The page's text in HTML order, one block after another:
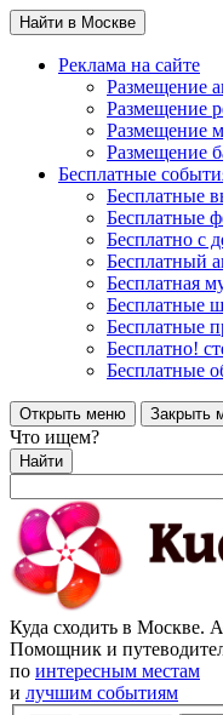
Найти в Москве
Реклама на сайте
Размещение
Размещение
Размещение
Размещение
Бесплатные
Бесплатные
Бесплатные
Бесплатно с
Бесплатный
Бесплатная
Бесплатные
Бесплатные
Бесплатно!
Бесплатные
Открыть меню Закрыть
Что ищем?
Найти
Куда сходить в Москве.
Помощник и
по интересным местам
и лучшим событиям